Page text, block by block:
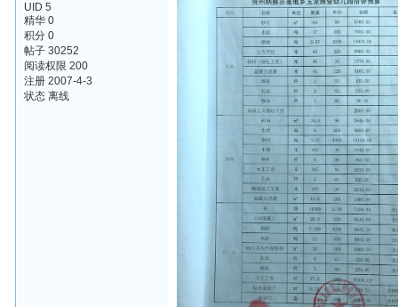
UID 5
精华 0
积分 0
帖子 30252
阅读权限 200
注册 2007-4-3
状态 离线